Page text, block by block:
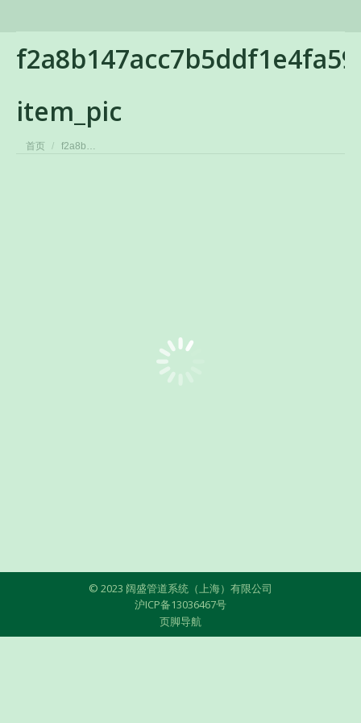
item_pic
您在这里：
首页 f2a8b…
© 2023 阔盛管道系统（上海）有限公司
沪ICP备13036467号
页脚导航